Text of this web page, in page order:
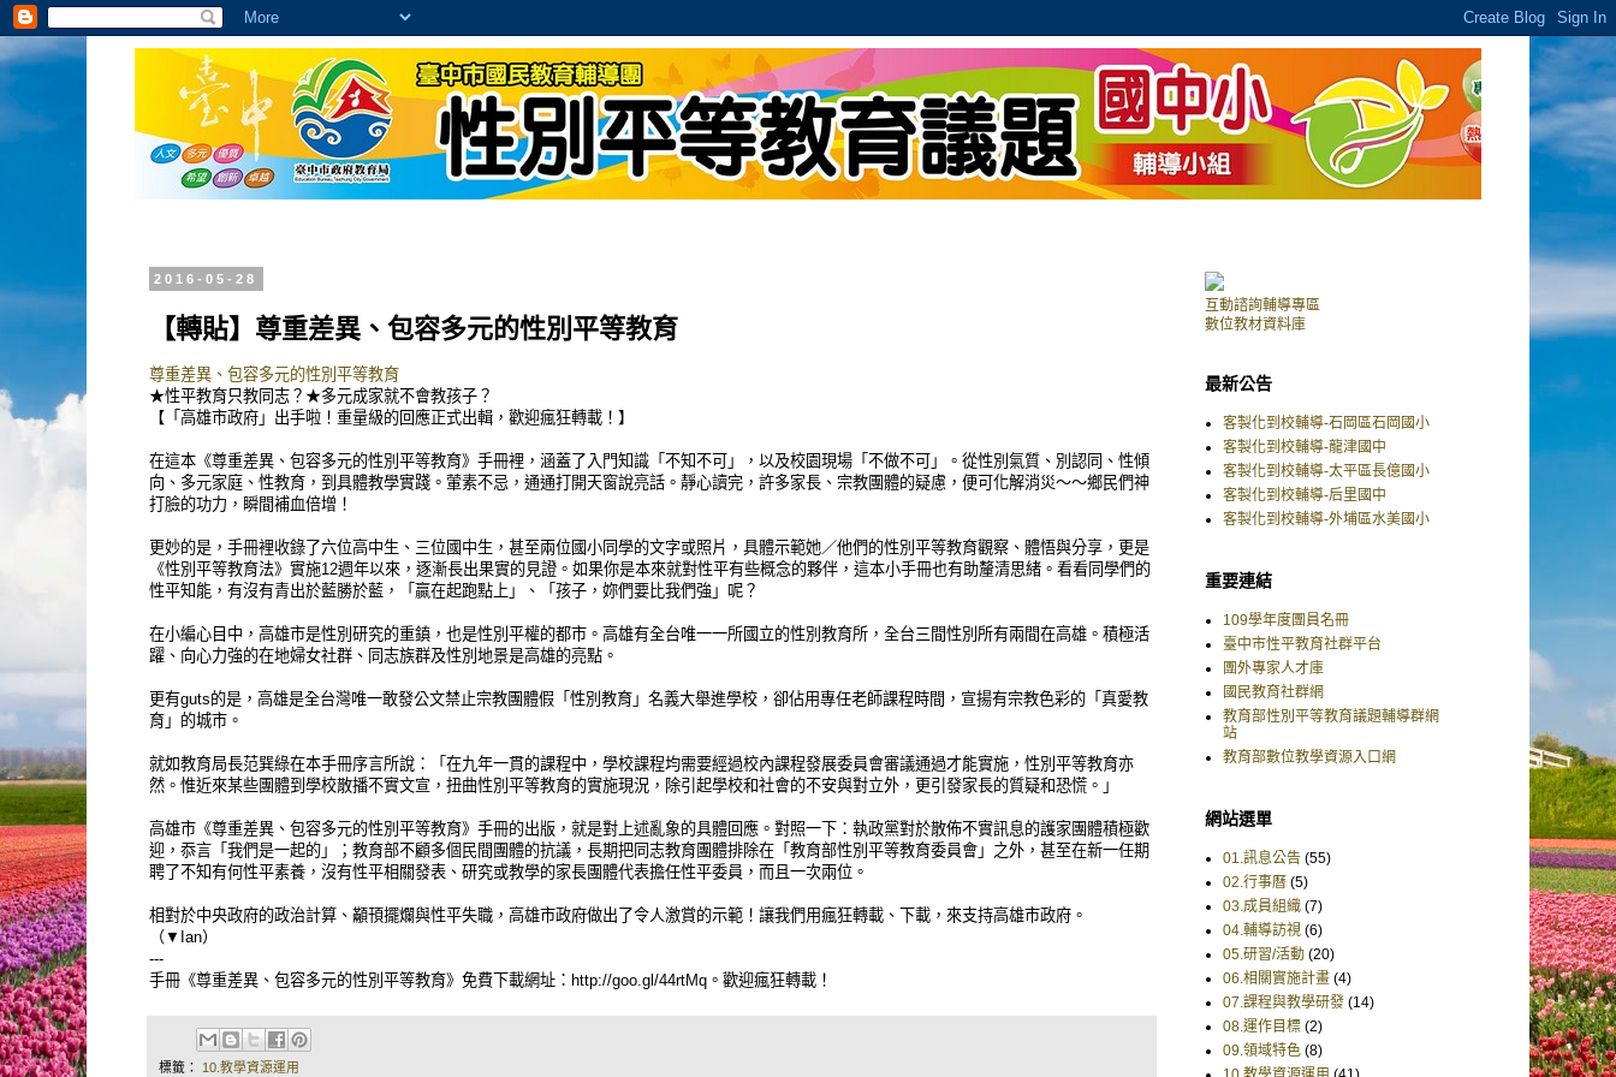
2016-05-28
【轉貼】尊重差異、包容多元的性別平等教育
尊重差異、包容多元的性別平等教育
★性平教育只教同志？★多元成家就不會教孩子？
【「高雄市政府」出手啦！重量級的回應正式出輯，歡迎瘋狂轉載！】
在這本《尊重差異、包容多元的性別平等教育》手冊裡，涵蓋了入門知識「不知不可」，以及校園現場「不做不可」。從性別氣質、別認同、性傾
向、多元家庭、性教育，到具體教學實踐。葷素不忌，通通打開天窗說亮話。靜心讀完，許多家長、宗教團體的疑慮，便可化解消災～～鄉民們神
打臉的功力，瞬間補血倍增！
更妙的是，手冊裡收錄了六位高中生、三位國中生，甚至兩位國小同學的文字或照片，具體示範她／他們的性別平等教育觀察、體悟與分享，更是
《性別平等教育法》實施12週年以來，逐漸長出果實的見證。如果你是本來就對性平有些概念的夥伴，這本小手冊也有助釐清思緒。看看同學們的
性平知能，有沒有青出於藍勝於藍，「贏在起跑點上」、「孩子，妳們要比我們強」呢？
在小編心目中，高雄市是性別研究的重鎮，也是性別平權的都市。高雄有全台唯一一所國立的性別教育所，全台三間性別所有兩間在高雄。積極活
躍、向心力強的在地婦女社群、同志族群及性別地景是高雄的亮點。
更有guts的是，高雄是全台灣唯一敢發公文禁止宗教團體假「性別教育」名義大舉進學校，卻佔用專任老師課程時間，宣揚有宗教色彩的「真愛教
育」的城市。
就如教育局長范巽綠在本手冊序言所說：「在九年一貫的課程中，學校課程均需要經過校內課程發展委員會審議通過才能實施，性別平等教育亦
然。惟近來某些團體到學校散播不實文宣，扭曲性別平等教育的實施現況，除引起學校和社會的不安與對立外，更引發家長的質疑和恐慌。」
高雄市《尊重差異、包容多元的性別平等教育》手冊的出版，就是對上述亂象的具體回應。對照一下：執政黨對於散佈不實訊息的護家團體積極歡
迎，忝言「我們是一起的」；教育部不顧多個民間團體的抗議，長期把同志教育團體排除在「教育部性別平等教育委員會」之外，甚至在新一任期
聘了不知有何性平素養，沒有性平相關發表、研究或教學的家長團體代表擔任性平委員，而且一次兩位。
相對於中央政府的政治計算、顢頇擺爛與性平失職，高雄市政府做出了令人激賞的示範！讓我們用瘋狂轉載、下載，來支持高雄市政府。
（▼Ian）
---
手冊《尊重差異、包容多元的性別平等教育》免費下載網址：http://goo.gl/44rtMq。歡迎瘋狂轉載！
標籤： 10.教學資源運用
互動諮詢輔導專區
數位教材資料庫
最新公告
客製化到校輔導-石岡區石岡國小
客製化到校輔導-龍津國中
客製化到校輔導-太平區長億國小
客製化到校輔導-后里國中
客製化到校輔導-外埔區水美國小
重要連結
109學年度團員名冊
臺中市性平教育社群平台
團外專家人才庫
國民教育社群網
教育部性別平等教育議題輔導群網
站
教育部數位教學資源入口網
網站選單
01.訊息公告 (55)
02.行事曆 (5)
03.成員組織 (7)
04.輔導訪視 (6)
05.研習/活動 (20)
06.相關實施計畫 (4)
07.課程與教學研發 (14)
08.運作目標 (2)
09.領域特色 (8)